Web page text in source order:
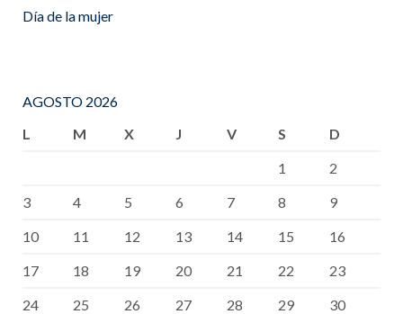
Día de la mujer
AGOSTO 2026
L
M X J V S
D
1
2
3
4 5 6 7 8
9
10
11 12 13 14 15
16
17
18 19 20 21 22
23
24
25 26 27 28 29
30